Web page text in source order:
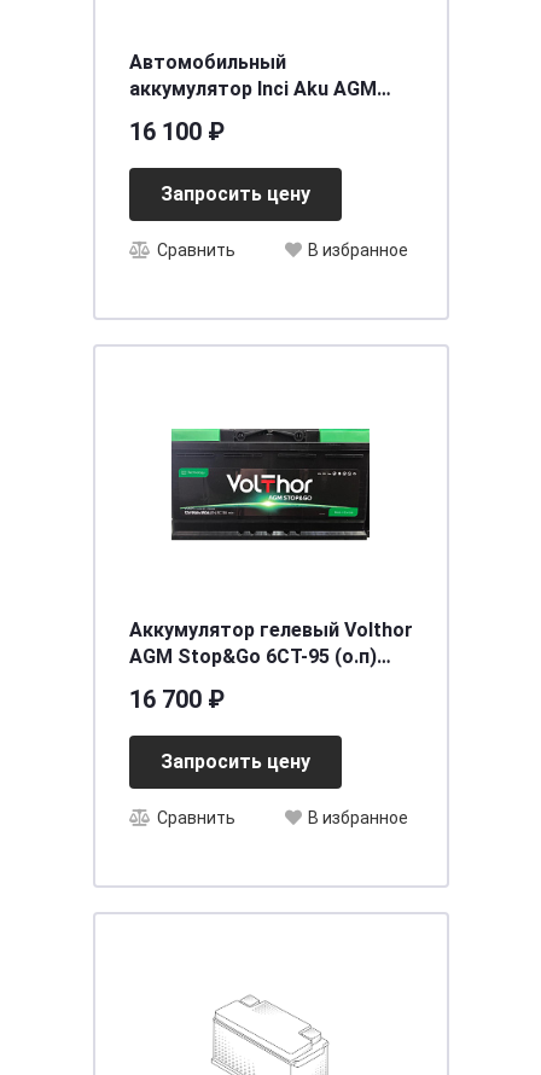
Автомобильный
аккумулятор Inci Aku AGM
[д352ш175в190/850]
16 100 ₽
Запросить цену
Сравнить В избранное
Аккумулятор гелевый Volthor
AGM Stop&Go 6CT-95 (о.п)
16 700 ₽
Запросить цену
Сравнить В избранное